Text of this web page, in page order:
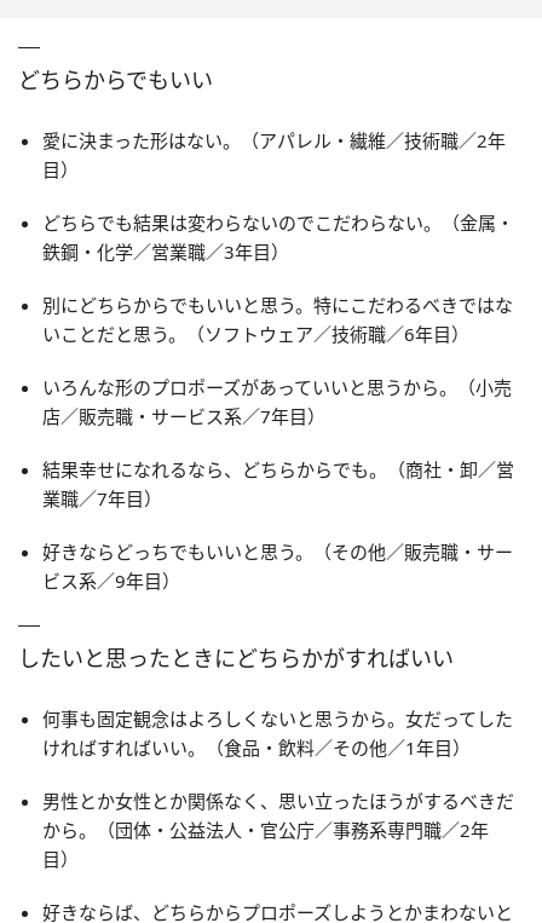
どちらからでもいい
愛に決まった形はない。（アパレル・繊維／技術職／2年
目）
どちらでも結果は変わらないのでこだわらない。（金属・
鉄鋼・化学／営業職／3年目）
別にどちらからでもいいと思う。特にこだわるべきではな
いことだと思う。（ソフトウェア／技術職／6年目）
いろんな形のプロポーズがあっていいと思うから。（小売
店／販売職・サービス系／7年目）
結果幸せになれるなら、どちらからでも。（商社・卸／営
業職／7年目）
好きならどっちでもいいと思う。（その他／販売職・サー
ビス系／9年目）
したいと思ったときにどちらかがすればいい
何事も固定観念はよろしくないと思うから。女だってした
ければすればいい。（食品・飲料／その他／1年目）
男性とか女性とか関係なく、思い立ったほうがするべきだ
から。（団体・公益法人・官公庁／事務系専門職／2年
目）
好きならば、どちらからプロポーズしようとかまわないと